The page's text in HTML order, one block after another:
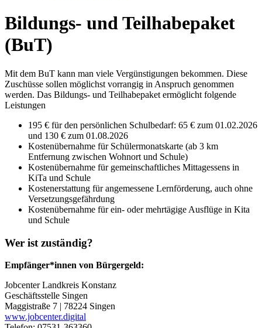
Bildungs- und Teilhabepaket
(BuT)
Mit dem BuT kann man viele Vergünstigungen bekommen. Diese
Zuschüsse sollen möglichst vorrangig in Anspruch genommen
werden. Das Bildungs- und Teilhabepaket ermöglicht folgende
Leistungen
195 € für den persönlichen Schulbedarf: 65 € zum 01.02.2026
und 130 € zum 01.08.2026
Kostenübernahme für Schülermonatskarte (ab 3 km
Entfernung zwischen Wohnort und Schule)
Kostenübernahme für gemeinschaftliches Mittagessens in
KiTa und Schule
Kostenerstattung für angemessene Lernförderung, auch ohne
Versetzungsgefährdung
Kostenübernahme für ein- oder mehrtägige Ausflüge in Kita
und Schule
Wer ist zuständig?
Empfänger*innen von Bürgergeld:
Jobcenter Landkreis Konstanz
Geschäftsstelle Singen
Maggistraße 7 | 78224 Singen
www.jobcenter.digital